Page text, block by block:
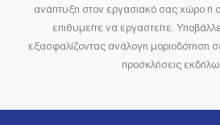
ανάπτυξη στον εργασιακό σας χώρο ή
επιθυμείτε να εργαστείτε.
εξασφαλίζοντας ανάλογη μοριοδότηση
προσκλήσεις